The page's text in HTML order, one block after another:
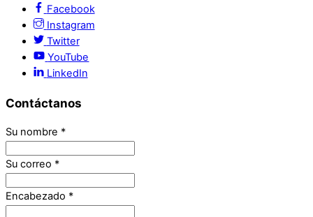
Facebook
Instagram
Twitter
YouTube
LinkedIn
Contáctanos
Su nombre *
Su correo *
Encabezado *